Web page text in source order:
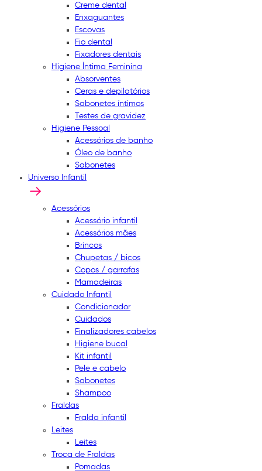
Creme dental
Enxaguantes
Escovas
Fio dental
Fixadores dentais
Higiene Íntima Feminina
Absorventes
Ceras e depilatórios
Sabonetes íntimos
Testes de gravidez
Higiene Pessoal
Acessórios de banho
Óleo de banho
Sabonetes
Universo Infantil
Acessórios
Acessório infantil
Acessórios mães
Brincos
Chupetas / bicos
Copos / garrafas
Mamadeiras
Cuidado Infantil
Condicionador
Cuidados
Finalizadores cabelos
Higiene bucal
Kit infantil
Pele e cabelo
Sabonetes
Shampoo
Fraldas
Fralda infantil
Leites
Leites
Troca de Fraldas
Pomadas